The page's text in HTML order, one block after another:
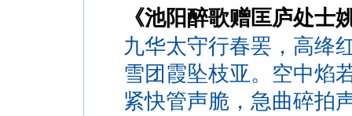
《池阳醉歌赠匡庐处士
九华太守行春罢，高绛
雪团霞坠枝亚。空中焰
紧快管声脆，急曲碎拍